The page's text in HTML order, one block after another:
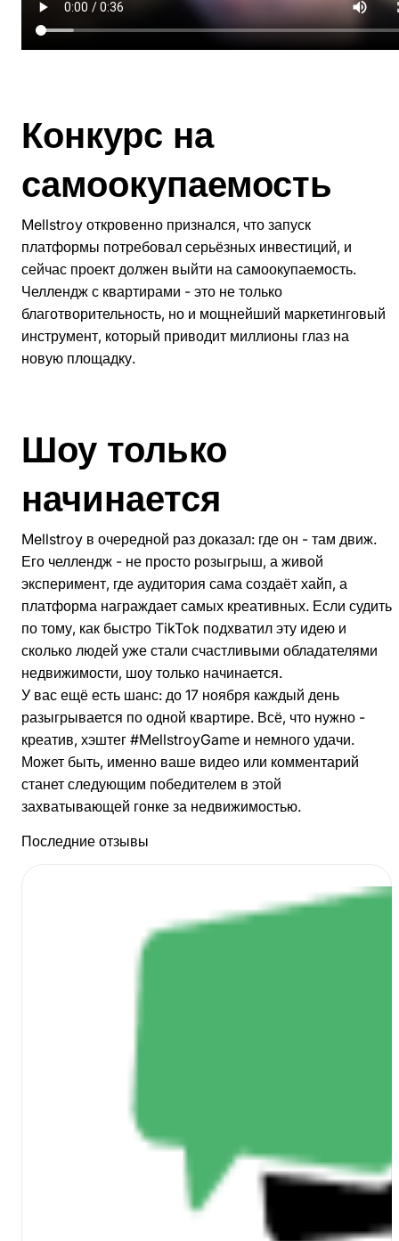
Конкурс на
самоокупаемость
Mellstroy откровенно признался, что запуск
платформы потребовал серьёзных инвестиций, и
сейчас проект должен выйти на самоокупаемость.
Челлендж с квартирами - это не только
благотворительность, но и мощнейший маркетинговый
инструмент, который приводит миллионы глаз на
новую площадку.
Шоу только
начинается
Mellstroy в очередной раз доказал: где он - там движ.
Его челлендж - не просто розыгрыш, а живой
эксперимент, где аудитория сама создаёт хайп, а
платформа награждает самых креативных. Если судить
по тому, как быстро TikTok подхватил эту идею и
сколько людей уже стали счастливыми обладателями
недвижимости, шоу только начинается.
У вас ещё есть шанс: до 17 ноября каждый день
разыгрывается по одной квартире. Всё, что нужно -
креатив, хэштег #MellstroyGame и немного удачи.
Может быть, именно ваше видео или комментарий
станет следующим победителем в этой
захватывающей гонке за недвижимостью.
Последние отзывы